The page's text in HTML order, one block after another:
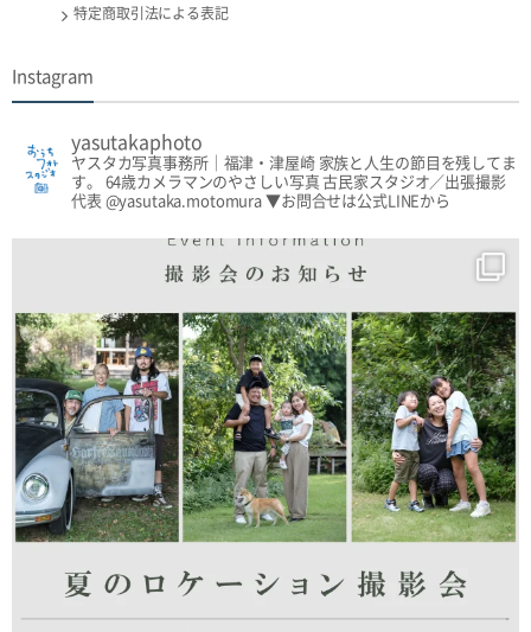
特定商取引法による表記
Instagram
yasutakaphoto
ヤスタカ写真事務所｜福津・津屋崎家族と人生の節目を残してま
す。 64歳カメラマンのやさしい写真古民家スタジオ／出張撮影
代表 @yasutaka.motomura▼お問合せは公式LINEから